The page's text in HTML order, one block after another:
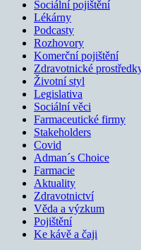
Sociální pojištění
Lékárny
Podcasty
Rozhovory
Komerční pojištění
Zdravotnické
Životní styl
Legislativa
Sociální věci
Farmaceutické firmy
Stakeholders
Covid
Adman´s Choice
Farmacie
Aktuality
Zdravotnictví
Věda a výzkum
Pojištění
Ke kávě a čaji